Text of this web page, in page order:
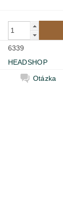
6339
HEADSHOP
Otázka